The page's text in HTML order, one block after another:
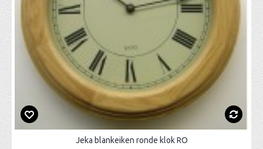
Jeka blankeiken ronde klok RO